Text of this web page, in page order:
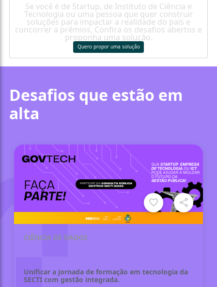
Se você é de Startup, de Instituto de Ciência e
Tecnologia ou uma pessoa que quer construir
soluções para impactar a realidade do país e
concorrer a prêmios, Confira os desafios abertos e
proponha uma solução.
Quero propor uma solução
Desafios que estão em
alta
CIÊNCIA DE DADOS
Unificar a jornada de formação em tecnologia da
SECTI com gestão integrada.